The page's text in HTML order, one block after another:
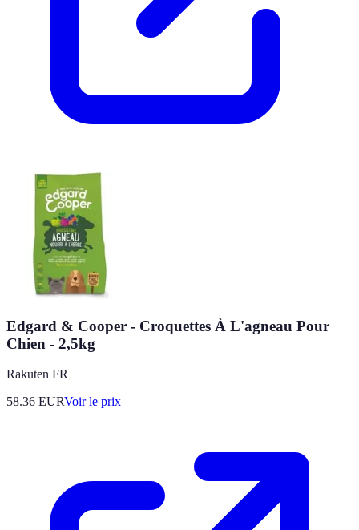
Edgard & Cooper - Croquettes À L'agneau Pour
Chien - 2,5kg
Rakuten FR
58.36 EURVoir le prix